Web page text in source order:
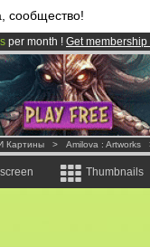
сообщество!
per month ! Get membership
comics & mangas!.
Картины > Amilova : Artworks
Thumbnails